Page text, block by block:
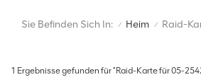
Sie Befinden Sich In: / Heim / Raid-
1 Ergebnisse gefunden für "Raid-Karte für 05-